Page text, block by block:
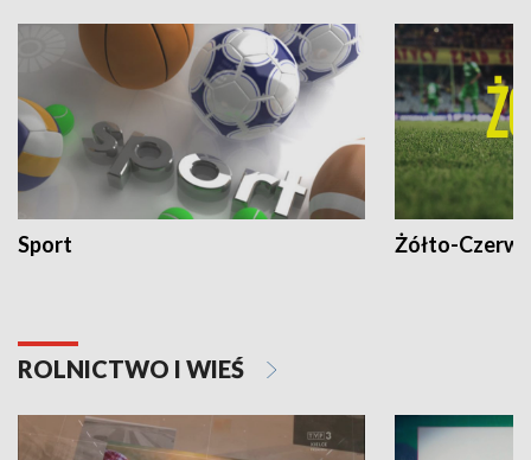
Sport Żółto-
ROLNICTWO I WIEŚ